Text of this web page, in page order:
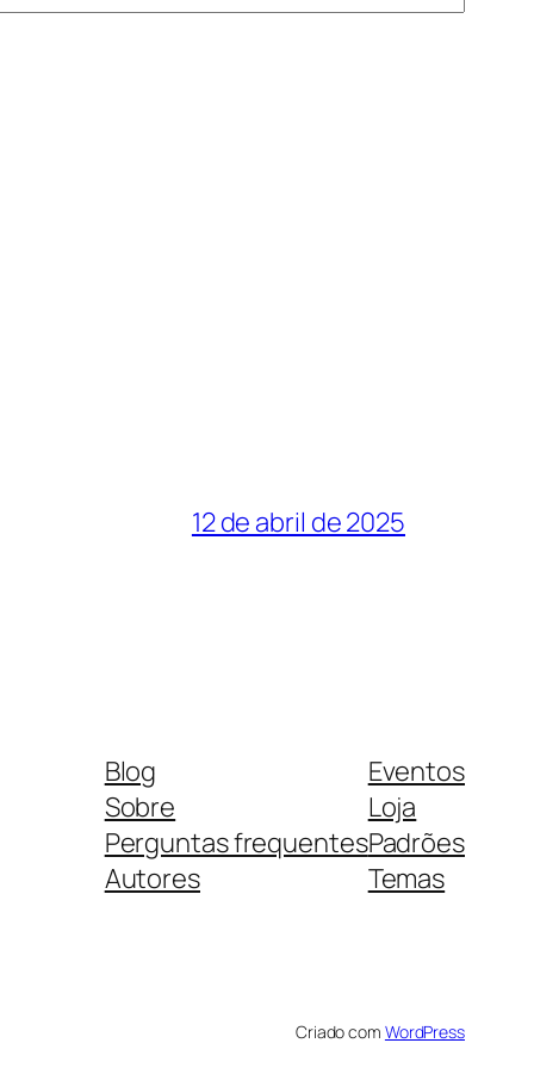
12 de abril de 2025
Blog
Sobre
Perguntas frequentes
Autores
Eventos
Loja
Padrões
Temas
Criado com WordPress